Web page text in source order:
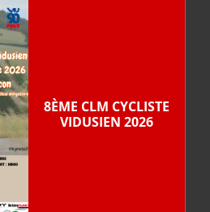
8ÈME CLM CYCLISTE
VIDUSIEN 2026